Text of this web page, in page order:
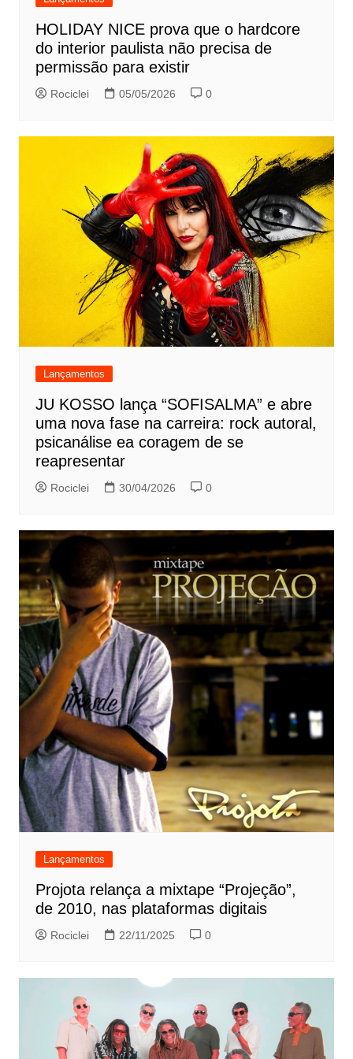
HOLIDAY NICE prova que o hardcore
do interior paulista não precisa de
permissão para existir
Rociclei 05/05/2026 0
Lançamentos
JU KOSSO lança “SOFISALMA” e abre
uma nova fase na carreira: rock autoral,
psicanálise ea coragem de se
reapresentar
Rociclei 30/04/2026 0
Lançamentos
Projota relança a mixtape “Projeção”,
de 2010, nas plataformas digitais
Rociclei 22/11/2025 0